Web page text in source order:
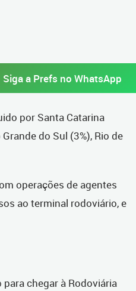
Siga a Prefs no WhatsApp
por Santa Catarina
do Sul (3%), Rio de
operações de agentes
ao terminal rodoviário, e
chegar à Rodoviária